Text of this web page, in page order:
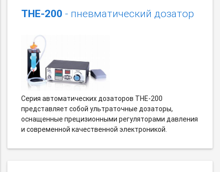
THE-200 - пневматический дозатор
Серия автоматических дозаторов THE-200
представляет собой ультраточные дозаторы,
оснащенные прецизионными регуляторами давления
и современной качественной электроникой.